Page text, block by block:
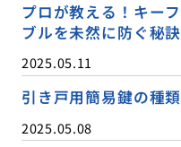
プロが教える！キー
ブルを未然に防ぐ秘訣
2025.05.11
引き戸用簡易鍵の種
2025.05.08